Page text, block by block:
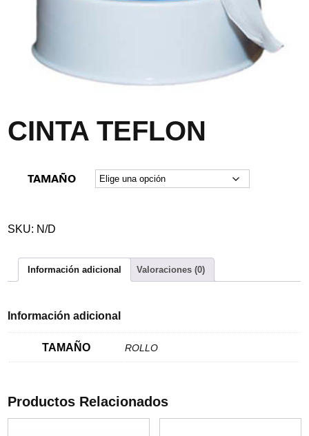
CINTA TEFLON
TAMAÑO
SKU: N/D
Información adicional Valoraciones (0)
Información adicional
TAMAÑO ROLLO
Productos Relacionados